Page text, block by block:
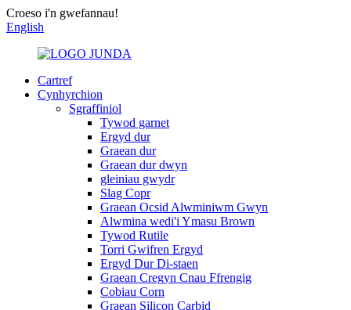
Croeso i'n gwefannau!
English
Cartref
Cynhyrchion
Sgraffiniol
Tywod garnet
Ergyd dur
Graean dur
Graean dur dwyn
gleiniau gwydr
Slag Copr
Graean Ocsid Alwminiwm Gwyn
Alwmina wedi'i Ymasu Brown
Tywod Rutile
Torri Gwifren Ergyd
Ergyd Dur Di-staen
Graean Cregyn Cnau Ffrengig
Cobiau Corn
Graean Silicon Carbid